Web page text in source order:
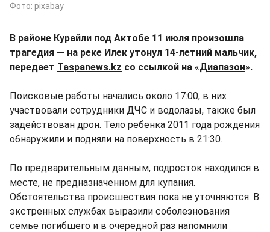
Фото: pixabay
В районе Курайли под Актобе 11 июля произошла
трагедия — на реке Илек утонул 14-летний мальчик,
передает Taspanews.kz со ссылкой на «Диапазон».
Поисковые работы начались около 17:00, в них
участвовали сотрудники ДЧС и водолазы, также был
задействован дрон. Тело ребенка 2011 года рождения
обнаружили и подняли на поверхность в 21:30.
По предварительным данным, подросток находился в
месте, не предназначенном для купания.
Обстоятельства происшествия пока не уточняются. В
экстренных службах выразили соболезнования
семье погибшего и в очередной раз напомнили